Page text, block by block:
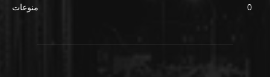
منوعات
0